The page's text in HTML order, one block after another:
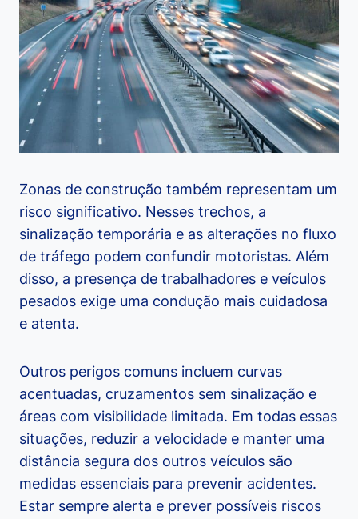
Zonas de construção também representam um
risco significativo. Nesses trechos, a
sinalização temporária e as alterações no fluxo
de tráfego podem confundir motoristas. Além
disso, a presença de trabalhadores e veículos
pesados exige uma condução mais cuidadosa
e atenta.
Outros perigos comuns incluem curvas
acentuadas, cruzamentos sem sinalização e
áreas com visibilidade limitada. Em todas essas
situações, reduzir a velocidade e manter uma
distância segura dos outros veículos são
medidas essenciais para prevenir acidentes.
Estar sempre alerta e prever possíveis riscos